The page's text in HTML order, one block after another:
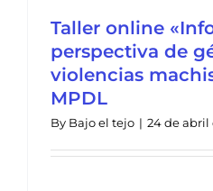
Taller online
perspectiva de
violencias
MPDL
By Bajo el tejo | 24 de abril